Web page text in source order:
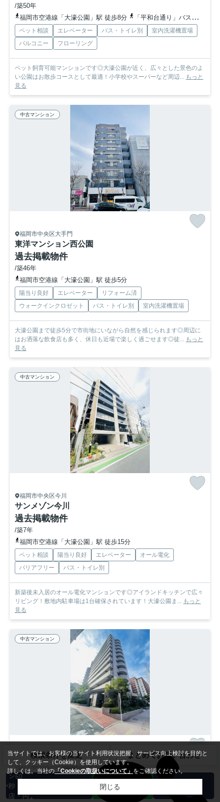
/築50年
福岡市空港線「大濠公園」駅 徒歩8分
「平和台通り」バス停下車 徒歩1分
ペット相談 エレベーター バス・トイレ別
室内洗濯機置場
バルコニー
フローリング
ペット飼育可能マンションです◎大濠公園が近く、広々とした景色のよ
い公園はお散歩コースとして最適！小学校やスーパーなど周辺... もっと
見る
中古マンション
福岡市中央区大手門
東洋マンション西公園
過去掲載物件
/築46年
福岡市空港線「大濠公園」駅 徒歩5分
陽当り良好 エレベーター
リフォーム済
ウォークインクロゼット
バス・トイレ別 室内洗濯機置場
大濠公園まで徒歩5分で市街地にいながら自然を感じられます◎周辺に
はお洒落な飲食店も多く、休日も近場で楽しく過ごせます◎徒...
もっと
見る
中古マンション
福岡市中央区今川
サンメゾン今川
過去掲載物件
/築7年
福岡市空港線「大濠公園」駅 徒歩15分
ペット相談 陽当り良好 エレベーター
オール電化
バリアフリー
バス・トイレ別
新築後未入居のオール電化マンションです◎アイランドキッチンで広々
リビング！敷地内駐車場は1台確保されています！大濠公園ま...
もっと
見る
中古マンション
福岡市中央区赤坂
ダイアパレス赤坂けやき通り
過去掲載物件
検索条件を変更 まとめてお問い合わせ
カンタ
ン60
秒 来
店・内
当サイトでは、お客様の当サイト利用状況把握、サービス向上検討を目的と
して、クッキー（Cookie）を使用しています。
詳しくは、当社の「Cookieの取扱いについて」 をご確認ください。
閉じる